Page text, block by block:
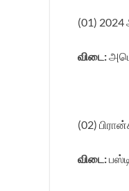
(01)
விடை:
(02)
விடை: